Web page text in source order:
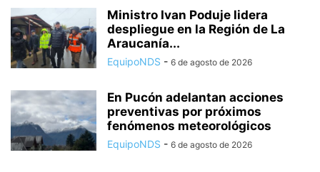
Ministro Ivan Poduje lidera
despliegue en la Región de La
Araucanía...
EquipoNDS - 6 de agosto de 2026
En Pucón adelantan acciones
preventivas por próximos
fenómenos meteorológicos
EquipoNDS - 6 de agosto de 2026